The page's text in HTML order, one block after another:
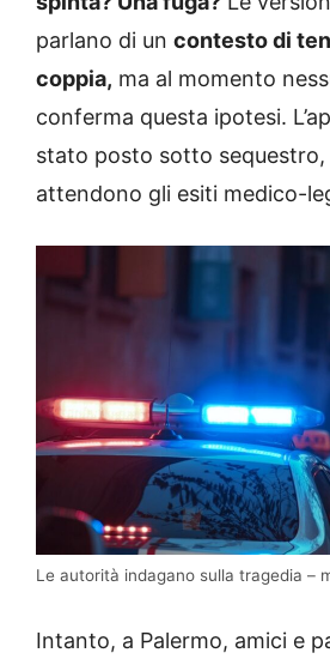
parlano di un contesto di
coppia, ma al momento
conferma questa ipotesi.
stato posto sotto sequestro,
attendono gli esiti medico-
Le autorità indagano sulla tragedia –
Intanto, a Palermo, amici e